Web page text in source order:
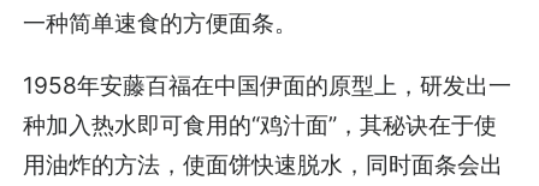
一种简单速食的方便面条。
1958年安藤百福在中国伊面的原型上，研发出一
种加入热水即可食用的“鸡汁面”，其秘诀在于使
用油炸的方法，使面饼快速脱水，同时面条会出